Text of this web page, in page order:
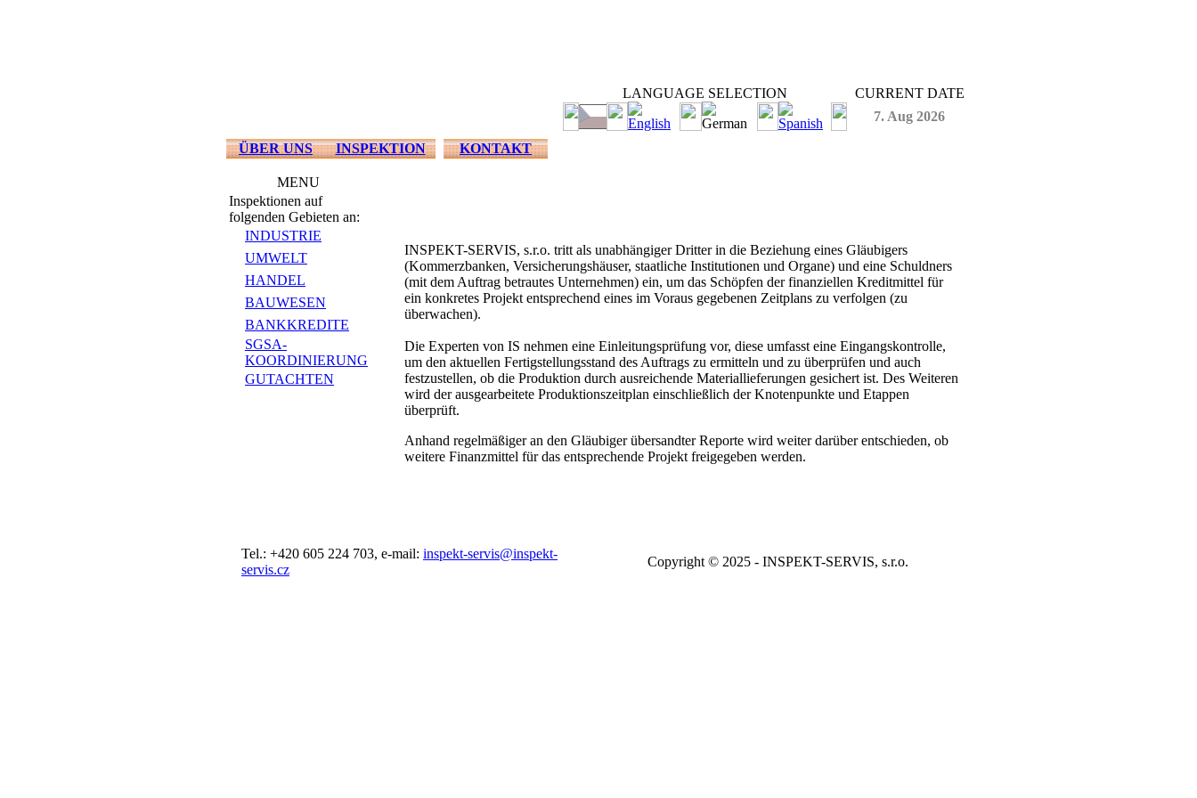
LANGUAGE SELECTION
CURRENT DATE
7. Aug 2026
ÜBER UNS INSPEKTION KONTAKT
MENU
Inspektionen auf
folgenden Gebieten an:
INDUSTRIE
UMWELT
HANDEL
BAUWESEN
BANKKREDITE
SGSA-
KOORDINIERUNG
GUTACHTEN
INSPEKT-SERVIS, s.r.o. tritt als unabhängiger Dritter in die Beziehung eines Gläubigers
(Kommerzbanken, Versicherungshäuser, staatliche Institutionen und Organe) und eine Schuldners
(mit dem Auftrag betrautes Unternehmen) ein, um das Schöpfen der finanziellen Kreditmittel für
ein konkretes Projekt entsprechend eines im Voraus gegebenen Zeitplans zu verfolgen (zu
überwachen).
Die Experten von IS nehmen eine Einleitungsprüfung vor, diese umfasst eine Eingangskontrolle,
um den aktuellen Fertigstellungsstand des Auftrags zu ermitteln und zu überprüfen und auch
festzustellen, ob die Produktion durch ausreichende Materiallieferungen gesichert ist. Des Weiteren
wird der ausgearbeitete Produktionszeitplan einschließlich der Knotenpunkte und Etappen
überprüft.
Anhand regelmäßiger an den Gläubiger übersandter Reporte wird weiter darüber entschieden, ob
weitere Finanzmittel für das entsprechende Projekt freigegeben werden.
Tel.: +420 605 224 703, e-mail: inspekt-servis@inspekt-
servis.cz
Copyright © 2025 - INSPEKT-SERVIS, s.r.o.